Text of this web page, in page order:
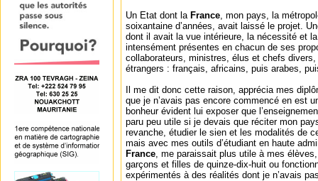
Un Etat dont la France, mon pays, la
soixantaine d’années, avait laissé le projet.
dont il avait la vue intérieure, la nécessité et
intensément présentes en chacun de ses
collaborateurs, ministres, élus et chefs divers,
étrangers : français, africains, puis arabes,
Il me dit donc cette raison, apprécia mes
que je n’avais pas encore commencé en est
bonheur évident lui exposer que
paru peu utile si je devais que réciter mon
revanche, étudier le sien et les modalités de
mais avec mes outils d’étudiant en haute
France, me paraissait plus utile à mes
garçons et filles de quinze-dix-huit ou
expérimentés à des réalités dont je n’avais